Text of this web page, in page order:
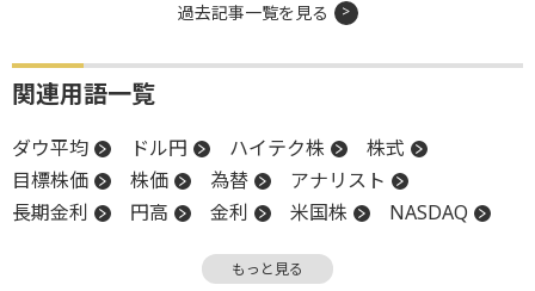
過去記事一覧を見る
関連用語一覧
ダウ平均 ドル円 ハイテク株
株式
目標株価
株価 為替
アナリスト
長期金利
円高 金利 米国株
NASDAQ
もっと見る